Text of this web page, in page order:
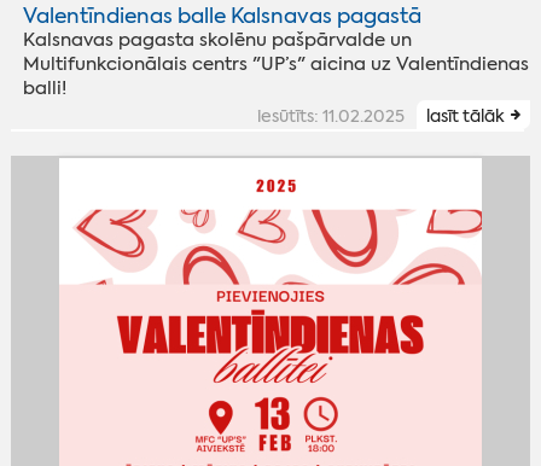
Valentīndienas balle Kalsnavas pagastā
Kalsnavas pagasta skolēnu pašpārvalde un
Multifunkcionālais centrs "UP’s" aicina uz Valentīndienas
balli!
iesūtīts: 11.02.2025 lasīt tālāk